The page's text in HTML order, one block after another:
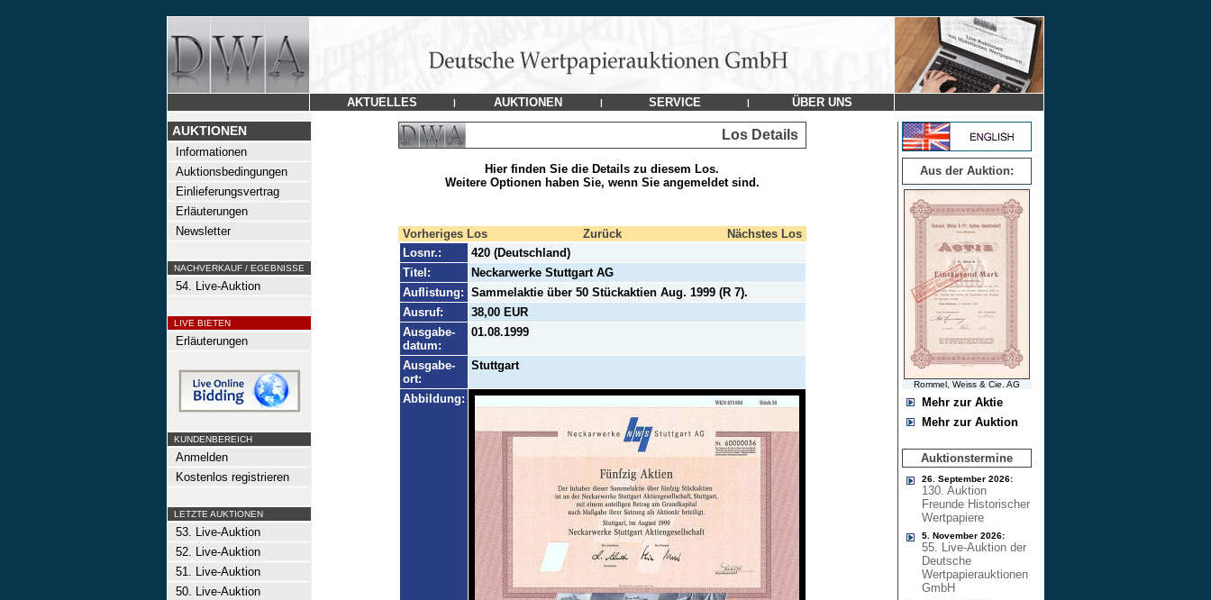
AKTUELLES | AUKTIONEN | SERVICE | ÜBER UNS
AUKTIONEN
Informationen
Auktionsbedingungen
Einlieferungsvertrag
Erläuterungen
Newsletter
NACHVERKAUF / EGEBNISSE
54. Live-Auktion
LIVE BIETEN
Erläuterungen
KUNDENBEREICH
Anmelden
Kostenlos registrieren
LETZTE AUKTIONEN
53. Live-Auktion
52. Live-Auktion
51. Live-Auktion
50. Live-Auktion
Los Details
Hier finden Sie die Details zu diesem Los.
Weitere Optionen haben Sie, wenn Sie angemeldet sind.
Vorheriges Los Zurück
Nächstes Los
Losnr.:
420 (Deutschland)
Titel:
Neckarwerke Stuttgart AG
Auflistung: Sammelaktie über 50 Stückaktien Aug. 1999 (R 7).
Ausruf:
38,00 EUR
Ausgabe-
datum:
01.08.1999
Ausgabe-
ort:
Stuttgart
Abbildung:
Aus der Auktion:
Rommel, Weiss & Cie. AG
Mehr zur Aktie
Mehr zur Auktion
Auktionstermine
26. September 2026:
130. Auktion
Freunde Historischer
Wertpapiere
5. November 2026:
55. Live-Auktion der
Deutsche
Wertpapierauktionen
GmbH